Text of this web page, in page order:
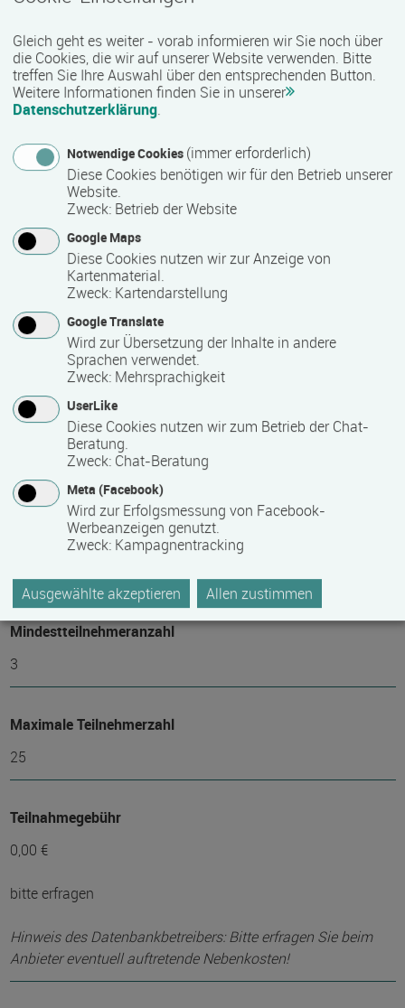
Lehr- und Lernform
Präsenzveranstaltung
Abschlussart
Teilnahmebestätigung / Zertifikat des Anbieters
Nähere Bezeichnung des Abschlusses
Zertifikat „Chief Data Officer“
Voraussichtliche Dauer
16 Woche(n)
Termine auf Anfrage
Bemerkungen zum Termin
Mindest­teilnehmer­anzahl
3
Maximale Teilnehmerzahl
25
Teilnahmegebühr
0,00 €
bitte erfragen
Hinweis des Datenbankbetreibers: Bitte erfragen Sie beim
Anbieter eventuell auftretende Nebenkosten!
Gleich geht es weiter - vorab informieren wir Sie noch über
die Cookies, die wir auf unserer Website verwenden. Bitte
treffen Sie Ihre Auswahl über den entsprechenden Button.
Weitere Informationen finden Sie in unserer
Datenschutzerklärung.
Notwendige Cookies (immer erforderlich)
Diese Cookies benötigen wir für den Betrieb unserer
Website.
Zweck: Betrieb der Website
Google Maps
Diese Cookies nutzen wir zur Anzeige von
Kartenmaterial.
Zweck: Kartendarstellung
Google Translate
Wird zur Übersetzung der Inhalte in andere
Sprachen verwendet.
Zweck: Mehrsprachigkeit
UserLike
Diese Cookies nutzen wir zum Betrieb der Chat-
Beratung.
Zweck: Chat-Beratung
Meta (Facebook)
Wird zur Erfolgsmessung von Facebook-
Werbeanzeigen genutzt.
Zweck: Kampagnentracking
Ausgewählte akzeptieren Allen zustimmen